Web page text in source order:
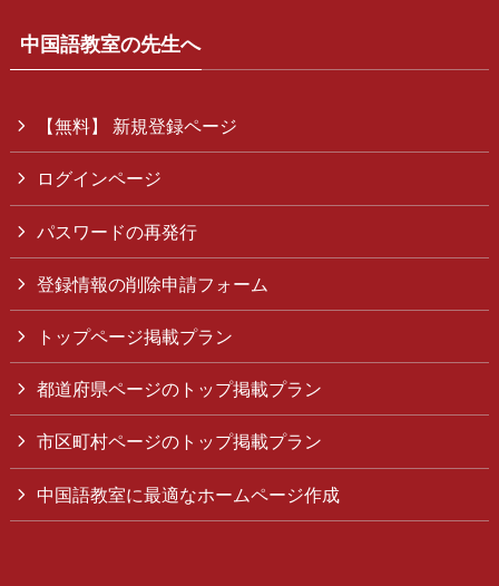
中国語教室の先生へ
【無料】 新規登録ページ
ログインページ
パスワードの再発行
登録情報の削除申請フォーム
トップページ掲載プラン
都道府県ページのトップ掲載プラン
市区町村ページのトップ掲載プラン
中国語教室に最適なホームページ作成